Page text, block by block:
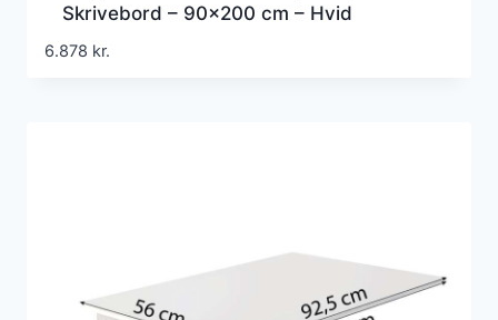
Skrivebord – 90×200 cm – Hvid
6.878 kr.